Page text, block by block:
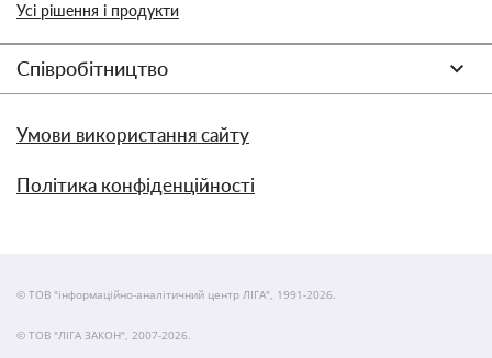
Усі рішення і продукти
Співробітництво
Умови використання сайту
Політика конфіденційності
© ТОВ "інформаційно-аналітичний центр ЛІГА", 1991-2026.
© ТОВ "ЛІГА ЗАКОН", 2007-2026.